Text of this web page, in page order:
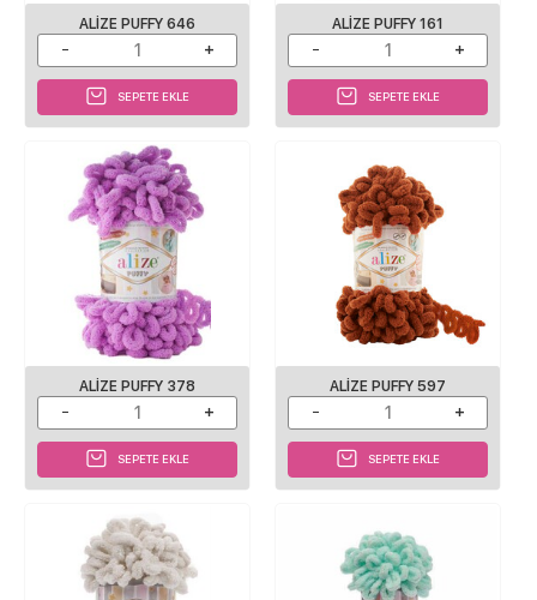
ALIZE PUFFY 646
SEPETE EKLE
ALIZE PUFFY 161
SEPETE EKLE
ALIZE PUFFY 378
SEPETE EKLE
ALIZE PUFFY 597
SEPETE EKLE